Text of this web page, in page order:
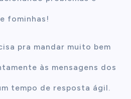
fominhas!
pra mandar muito bem
às mensagens dos
tempo de resposta ágil.